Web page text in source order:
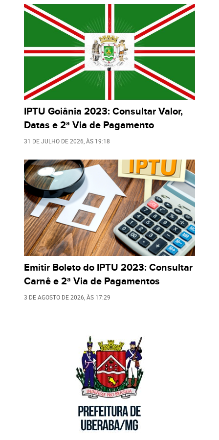
IPTU Goiânia 2023: Consultar Valor,
Datas e 2ª Via de Pagamento
31 DE JULHO DE 2026 , ÀS 19:18
Emitir Boleto do IPTU 2023: Consultar
Carnê e 2ª Via de Pagamentos
3 DE AGOSTO DE 2026, ÀS 17:29